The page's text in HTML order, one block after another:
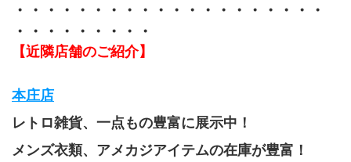
・・・・・・・・・・・・・・・・・・・・
・・・・・・・・・
【近隣店舗のご紹介】
本庄店
レトロ雑貨、一点もの豊富に展示中！
メンズ衣類、アメカジアイテムの在庫が豊富！